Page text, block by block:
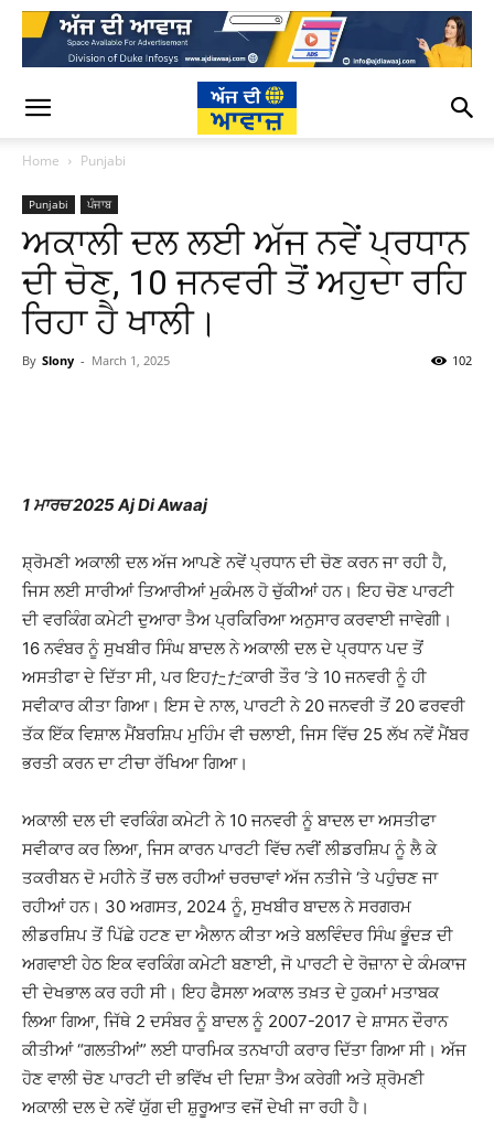
Home Punjabi
Punjabi ਪੰਜਾਬ
ਅਕਾਲੀ ਦਲ ਲਈ ਅੱਜ ਨਵੇਂ ਪ੍ਰਧਾਨ
ਦੀ ਚੋਣ, 10 ਜਨਵਰੀ ਤੋਂ ਅਹੁਦਾ ਰਹਿ
ਰਿਹਾ ਹੈ ਖਾਲੀ।
By Slony - March 1, 2025 102
1 ਮਾਰਚ 2025 Aj Di Awaaj
ਸ਼੍ਰੋਮਣੀ ਅਕਾਲੀ ਦਲ ਅੱਜ ਆਪਣੇ ਨਵੇਂ ਪ੍ਰਧਾਨ ਦੀ ਚੋਣ ਕਰਨ ਜਾ ਰਹੀ ਹੈ,
ਜਿਸ ਲਈ ਸਾਰੀਆਂ ਤਿਆਰੀਆਂ ਮੁਕੰਮਲ ਹੋ ਚੁੱਕੀਆਂ ਹਨ। ਇਹ ਚੋਣ ਪਾਰਟੀ
ਦੀ ਵਰਕਿੰਗ ਕਮੇਟੀ ਦੁਆਰਾ ਤੈਅ ਪ੍ਰਕਿਰਿਆ ਅਨੁਸਾਰ ਕਰਵਾਈ ਜਾਵੇਗੀ।
16 ਨਵੰਬਰ ਨੂੰ ਸੁਖਬੀਰ ਸਿੰਘ ਬਾਦਲ ਨੇ ਅਕਾਲੀ ਦਲ ਦੇ ਪ੍ਰਧਾਨ ਪਦ ਤੋਂ
ਅਸਤੀਫਾ ਦੇ ਦਿੱਤਾ ਸੀ, ਪਰ ਇਹただਕਾਰੀ ਤੌਰ ‘ਤੇ 10 ਜਨਵਰੀ ਨੂੰ ਹੀ
ਸਵੀਕਾਰ ਕੀਤਾ ਗਿਆ। ਇਸ ਦੇ ਨਾਲ, ਪਾਰਟੀ ਨੇ 20 ਜਨਵਰੀ ਤੋਂ 20 ਫਰਵਰੀ
ਤੱਕ ਇੱਕ ਵਿਸ਼ਾਲ ਮੈਂਬਰਸ਼ਿਪ ਮੁਹਿੰਮ ਵੀ ਚਲਾਈ, ਜਿਸ ਵਿੱਚ 25 ਲੱਖ ਨਵੇਂ ਮੈਂਬਰ
ਭਰਤੀ ਕਰਨ ਦਾ ਟੀਚਾ ਰੱਖਿਆ ਗਿਆ।
ਅਕਾਲੀ ਦਲ ਦੀ ਵਰਕਿੰਗ ਕਮੇਟੀ ਨੇ 10 ਜਨਵਰੀ ਨੂੰ ਬਾਦਲ ਦਾ ਅਸਤੀਫਾ
ਸਵੀਕਾਰ ਕਰ ਲਿਆ, ਜਿਸ ਕਾਰਨ ਪਾਰਟੀ ਵਿੱਚ ਨਵੀਂ ਲੀਡਰਸ਼ਿਪ ਨੂੰ ਲੈ ਕੇ
ਤਕਰੀਬਨ ਦੋ ਮਹੀਨੇ ਤੋਂ ਚਲ ਰਹੀਆਂ ਚਰਚਾਵਾਂ ਅੱਜ ਨਤੀਜੇ ‘ਤੇ ਪਹੁੰਚਣ ਜਾ
ਰਹੀਆਂ ਹਨ। 30 ਅਗਸਤ, 2024 ਨੂੰ, ਸੁਖਬੀਰ ਬਾਦਲ ਨੇ ਸਰਗਰਮ
ਲੀਡਰਸ਼ਿਪ ਤੋਂ ਪਿੱਛੇ ਹਟਣ ਦਾ ਐਲਾਨ ਕੀਤਾ ਅਤੇ ਬਲਵਿੰਦਰ ਸਿੰਘ ਭੂੰਦੜ ਦੀ
ਅਗਵਾਈ ਹੇਠ ਇਕ ਵਰਕਿੰਗ ਕਮੇਟੀ ਬਣਾਈ, ਜੋ ਪਾਰਟੀ ਦੇ ਰੋਜ਼ਾਨਾ ਦੇ ਕੰਮਕਾਜ
ਦੀ ਦੇਖਭਾਲ ਕਰ ਰਹੀ ਸੀ। ਇਹ ਫੈਸਲਾ ਅਕਾਲ ਤਖ਼ਤ ਦੇ ਹੁਕਮਾਂ ਮਤਾਬਕ
ਲਿਆ ਗਿਆ, ਜਿੱਥੇ 2 ਦਸੰਬਰ ਨੂੰ ਬਾਦਲ ਨੂੰ 2007-2017 ਦੇ ਸ਼ਾਸਨ ਦੌਰਾਨ
ਕੀਤੀਆਂ “ਗਲਤੀਆਂ” ਲਈ ਧਾਰਮਿਕ ਤਨਖਾਹੀ ਕਰਾਰ ਦਿੱਤਾ ਗਿਆ ਸੀ। ਅੱਜ
ਹੋਣ ਵਾਲੀ ਚੋਣ ਪਾਰਟੀ ਦੀ ਭਵਿੱਖ ਦੀ ਦਿਸ਼ਾ ਤੈਅ ਕਰੇਗੀ ਅਤੇ ਸ਼੍ਰੋਮਣੀ
ਅਕਾਲੀ ਦਲ ਦੇ ਨਵੇਂ ਯੁੱਗ ਦੀ ਸ਼ੁਰੂਆਤ ਵਜੋਂ ਦੇਖੀ ਜਾ ਰਹੀ ਹੈ।